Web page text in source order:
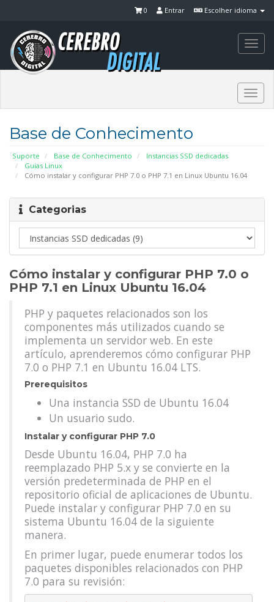
Escolher idioma
Entrar
0
Base de Conhecimento
Suporte Base de Conhecimento
Instancias SSD dedicadas
Guias Linux
Cómo instalar y configurar PHP 7.0 o PHP 7.1 en Linux Ubuntu 16.04
Categorias
Cómo instalar y configurar PHP 7.0 o
PHP 7.1 en Linux Ubuntu 16.04
PHP y paquetes relacionados son los
componentes más utilizados cuando se
implementa un servidor web. En este
artículo, aprenderemos cómo configurar PHP
7.0 o PHP 7.1 en Ubuntu 16.04 LTS.
Prerequisitos
Una instancia SSD de Ubuntu 16.04
Un usuario sudo.
Instalar y configurar PHP 7.0
Desde Ubuntu 16.04, PHP 7.0 ha
reemplazado PHP 5.x y se convierte en la
versión predeterminada de PHP en el
repositorio oficial de aplicaciones de Ubuntu.
Puede instalar y configurar PHP 7.0 en su
sistema Ubuntu 16.04 de la siguiente
manera.
En primer lugar, puede enumerar todos los
paquetes disponibles relacionados con PHP
7.0 para su revisión: